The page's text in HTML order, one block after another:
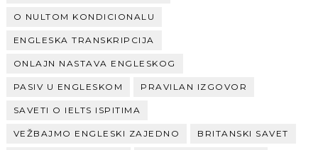
O NULTOM KONDICIONALU
ENGLESKA TRANSKRIPCIJA
ONLAJN NASTAVA ENGLESKOG
PASIV U ENGLESKOM PRAVILAN IZGOVOR
SAVETI O IELTS ISPITIMA
VEŽBAJMO ENGLESKI ZAJEDNO BRITANSKI SAVET